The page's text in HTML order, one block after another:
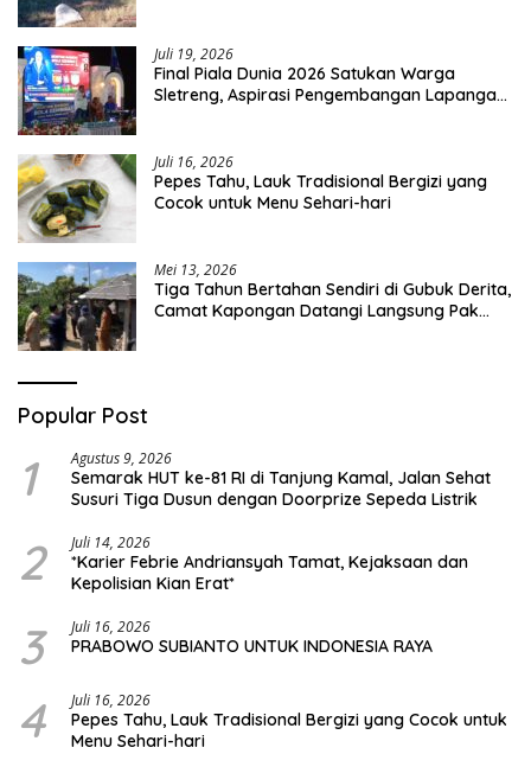
Juli 19, 2026
Final Piala Dunia 2026 Satukan Warga
Sletreng, Aspirasi Pengembangan Lapangan
Juli 16, 2026
Pepes Tahu, Lauk Tradisional Bergizi yang
Cocok untuk Menu Sehari-hari
Mei 13, 2026
Tiga Tahun Bertahan Sendiri di Gubuk Derita,
Camat Kapongan Datangi Langsung Pak
Popular Post
1 Agustus 9, 2026
Semarak HUT ke-81 RI di Tanjung Kamal, Jalan Sehat
Susuri Tiga Dusun dengan Doorprize Sepeda Listrik
2 Juli 14, 2026
*Karier Febrie Andriansyah Tamat, Kejaksaan dan
Kepolisian Kian Erat*
3 Juli 16, 2026
PRABOWO SUBIANTO UNTUK INDONESIA RAYA
4 Juli 16, 2026
Pepes Tahu, Lauk Tradisional Bergizi yang Cocok untuk
Menu Sehari-hari